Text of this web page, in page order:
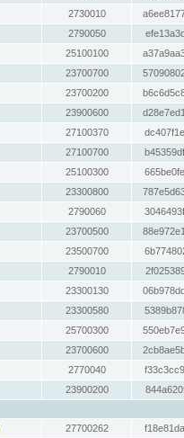
2730010
2790050
25100100
23700700
23700200
23900600
27100370
27100700
25100300
23300800
2790060
23700500
23500700
2790010
23300130
23300580
25700300
23700600
2770040
23900200
27700262